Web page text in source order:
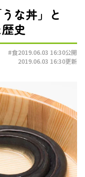
な丼」と
史
#食2019.06.03 16:30公開
2019.06.03 16:30更新